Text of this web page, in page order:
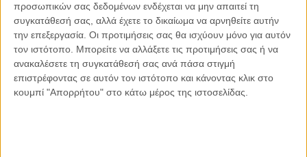
προσωπικών σας δεδομένων ενδέχεται να μην απαιτεί τη
συγκατάθεσή σας, αλλά έχετε το δικαίωμα να αρνηθείτε αυτήν
την επεξεργασία. Οι προτιμήσεις σας θα ισχύουν μόνο για αυτόν
τον ιστότοπο. Μπορείτε να αλλάξετε τις προτιμήσεις σας ή να
ανακαλέσετε τη συγκατάθεσή σας ανά πάσα στιγμή
επιστρέφοντας σε αυτόν τον ιστότοπο και κάνοντας κλικ στο
κουμπί "Απορρήτου" στο κάτω μέρος της ιστοσελίδας.
εκδήλωση της ημικρανίας (συνήθως σε ηλικίες άνω των 50
ετών). Πολλές φόρες, λοιπόν, είναι δύσκολο να
προσδιορίσουμε εάν τα οπτικά φαινόμενα σχετίζονται με την
ημικρανία ή αποτελούν συμπτώματα μιας άλλης
οφθαλμολογικής πάθησης.
Σοβαρές οφθαλμολογικές, αλλά και συστηματικές ασθένειες